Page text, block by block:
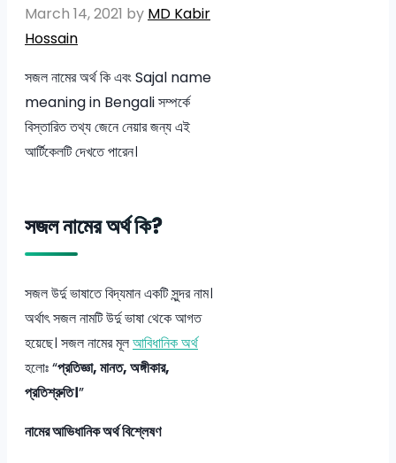
March 14, 2021 by MD Kabir
Hossain
সজল নামের অর্থ কি এবং Sajal name
meaning in Bengali সম্পর্কে
বিস্তারিত তথ্য জেনে নেয়ার জন্য এই
আর্টিকেলটি দেখতে পারেন।
সজল নামের অর্থ কি?
সজল উর্দু ভাষাতে বিদ্যমান একটি সুন্দর নাম।
অর্থাৎ সজল নামটি উর্দু ভাষা থেকে আগত
হয়েছে। সজল নামের মূলআবিধানিক অর্থ
হলোঃ “প্রতিজ্ঞা, মানত, অঙ্গীকার,
প্রতিশ্রুতি।”
নামের আভিধানিক অর্থ বিশ্লেষণ